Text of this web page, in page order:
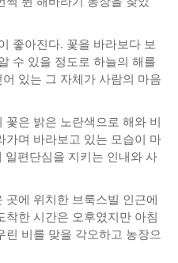
좋아진다. 꽃을 바라보다 보
수 있을 정도로 하늘의 해를
있는 그 자체가 사람의 마음
은 밝은 노란색으로 해와 비
가며 바라보고 있는 모습이 마
일편단심을 지키는 인내와 사
에 위치한 브룩스빌 인근에
한 시간은 오후였지만 아침
비를 맞을 각오하고 농장으